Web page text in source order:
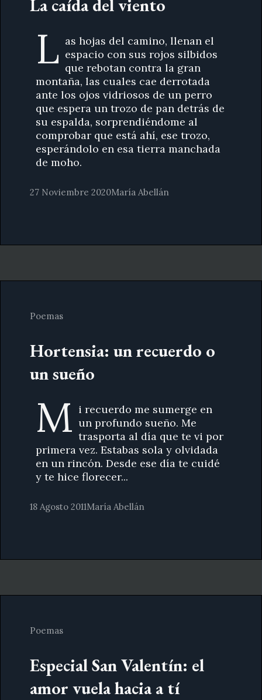
La caída del viento
L as hojas del camino, llenan el
espacio con sus rojos silbidos
que rebotan contra la gran
montaña, las cuales cae derrotada
ante los ojos vidriosos de un perro
que espera un trozo de pan detrás de
su espalda, sorprendiéndome al
comprobar que está ahí, ese trozo,
esperándolo en esa tierra manchada
de moho.
27 Noviembre 2020María Abellán
Poemas
Hortensia: un recuerdo o
un sueño
M i recuerdo me sumerge en
un profundo sueño. Me
trasporta al día que te vi por
primera vez. Estabas sola y olvidada
en un rincón. Desde ese día te cuidé
y te hice florecer...
18 Agosto 2011María Abellán
Poemas
Especial San Valentín: el
amor vuela hacia a tí